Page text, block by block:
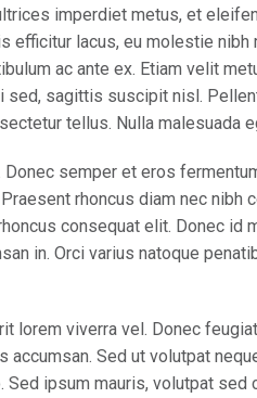
imperdiet metus, et
efficitur lacus, eu molestie
ac ante ex. Etiam velit
sed, sagittis suscipit nisl.
tellus. Nulla malesuada
semper et eros
rhoncus diam nec nibh
consequat elit. Donec id
in. Orci varius natoque
lorem viverra vel. Donec
Sed ut volutpat
ipsum mauris, volutpat sed